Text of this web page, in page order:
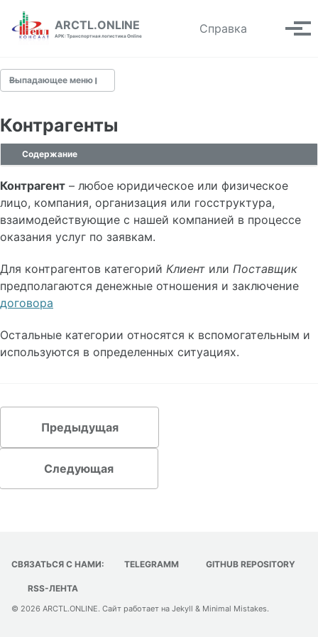
Skip to primary navigation
Skip to content
Skip to footer
ARCTL.ONLINE
АРК: Транспортная логистика Online
Справка Toggle
Выпадающее меню
Быстрый старт
О системе
Рабочая область
Рабочая таблица
Форма редактирования
Аналитика
Корректировочный счет-фактура
Применение скидки
Добавление перевозок в ДЦ
ДЦ (авто). Автоперевозки
Настройка печати ТН
Контрагенты
Содержание
Контрагент – любое юридическое или физическое
лицо, компания, организация или госструктура,
взаимодействующие с нашей компанией в процессе
оказания услуг по заявкам.
Для контрагентов категорий Клиент или Поставщик
предполагаются денежные отношения и заключение
договора
Остальные категории относятся к вспомогательным и
используются в определенных ситуациях.
Предыдущая
Следующая
СВЯЗАТЬСЯ С НАМИ: TELEGRAMM GITHUB REPOSITORY
RSS-ЛЕНТА
© 2026 ARCTL.ONLINE. Сайт работает на Jekyll & Minimal Mistakes.